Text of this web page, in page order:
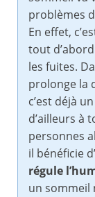
problèmes
En effet,
tout
les fuites.
prolonge la
c’est déjà
d’ailleurs à
personnes
il bénéficie
régule
un sommeil